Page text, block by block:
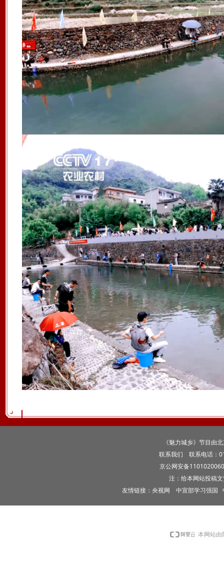
《魅力城乡》节目由
联系我们 联系电话：
京公网安备
注：给本网站投稿
友情链接： 央视网 中宣部学习强国
本网站由